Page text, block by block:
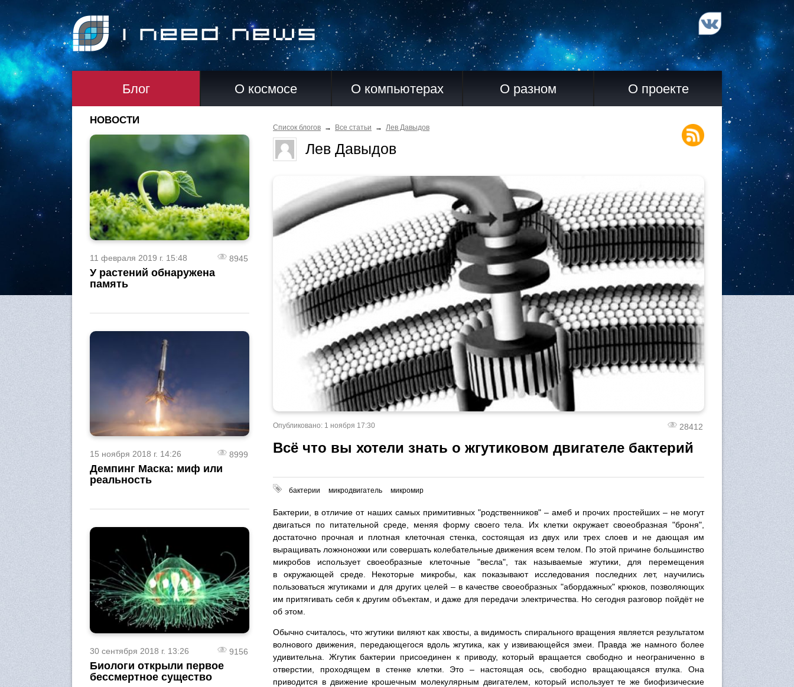
Блог О космосе О компьютерах О разном О проекте
НОВОСТИ
11 февраля 2019 г. 15:48 8945
У растений обнаружена
память
15 ноября 2018 г. 14:26 8999
Демпинг Маска: миф или
реальность
30 сентября 2018 г. 13:26 9156
Биологи открыли первое
бессмертное существо
Список блогов → Все статьи → Лев Давыдов
Лев Давыдов
Опубликовано: 1 ноября 17:30 28412
Всё что вы хотели знать о жгутиковом двигателе бактерий
бактерии микродвигатель микромир
Бактерии, в отличие от наших самых примитивных "родственников" – амеб и прочих простейших – не могут
двигаться по питательной среде, меняя форму своего тела. Их клетки окружает своеобразная "броня",
достаточно прочная и плотная клеточная стенка, состоящая из двух или трех слоев и не дающая им
выращивать ложноножки или совершать колебательные движения всем телом. По этой причине большинство
микробов использует своеобразные клеточные "весла", так называемые жгутики, для перемещения
в окружающей среде. Некоторые микробы, как показывают исследования последних лет, научились
пользоваться жгутиками и для других целей – в качестве своеобразных "абордажных" крюков, позволяющих
им притягивать себя к другим объектам, и даже для передачи электричества. Но сегодня разговор пойдёт не
об этом.
Обычно считалось, что жгутики виляют как хвосты, а видимость спирального вращения является результатом
волнового движения, передающегося вдоль жгутика, как у извивающейся змеи. Правда же намного более
удивительна. Жгутик бактерии присоединен к приводу, который вращается свободно и неограниченно в
отверстии, проходящем в стенке клетки. Это – настоящая ось, свободно вращающаяся втулка. Она
приводится в движение крошечным молекулярным двигателем, который использует те же биофизические